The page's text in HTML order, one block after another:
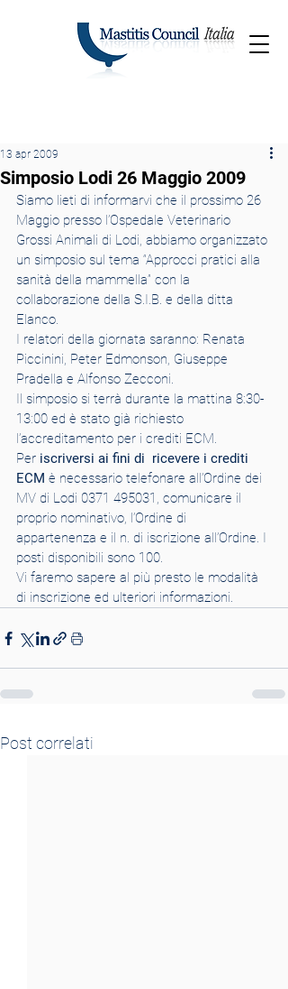
Simposio Lodi 26 Maggio 2009
13 apr 2009
Siamo lieti di informarvi che il prossimo 26
Maggio presso l’Ospedale Veterinario
Grossi Animali di Lodi, abbiamo organizzato
un simposio sul tema “Approcci pratici alla
sanità della mammella” con la
collaborazione della S.I.B. e della ditta
Elanco.
I relatori della giornata saranno: Renata
Piccinini, Peter Edmonson, Giuseppe
Pradella e Alfonso Zecconi.
Il simposio si terrà durante la mattina 8:30-
13:00 ed è stato già richiesto
l’accreditamento per i crediti ECM.
Per iscriversi ai fini di  ricevere i crediti
ECM è necessario telefonare all’Ordine dei
MV di Lodi 0371 495031, comunicare il
proprio nominativo, l’Ordine di
appartenenza e il n. di iscrizione all’Ordine. I
posti disponibili sono 100.
Vi faremo sapere al più presto le modalità
di inscrizione ed ulteriori informazioni.
Post correlati